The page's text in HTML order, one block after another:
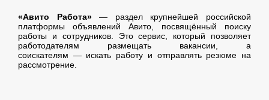
«Авито Работа»— раздел крупнейшей российской
платформы объявлений Авито, посвящённый поиску
работы и сотрудников. Это сервис, который позволяет
работодателям размещать вакансии, а
соискателям — искать работу и отправлять резюме на
рассмотрение.